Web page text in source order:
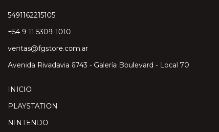
5491162215105
‎+54 9 11 5309-1010
ventas@fgstore.com.ar
Avenida Rivadavia 6743 - Galería Boulevard - Local 70
INICIO
PLAYSTATION
NINTENDO